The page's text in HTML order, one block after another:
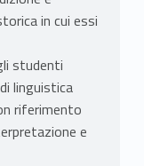
in cui essi
studenti
linguistica
riferimento
e